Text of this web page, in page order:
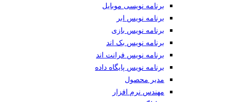
برنامه نویسی موبایل
برنامه نویس ابر
برنامه نویس بازی
برنامه نویس بک اند
برنامه نویس فرانت اند
برنامه نویس پایگاه داده
مدیر محصول
مهندس نرم افزار